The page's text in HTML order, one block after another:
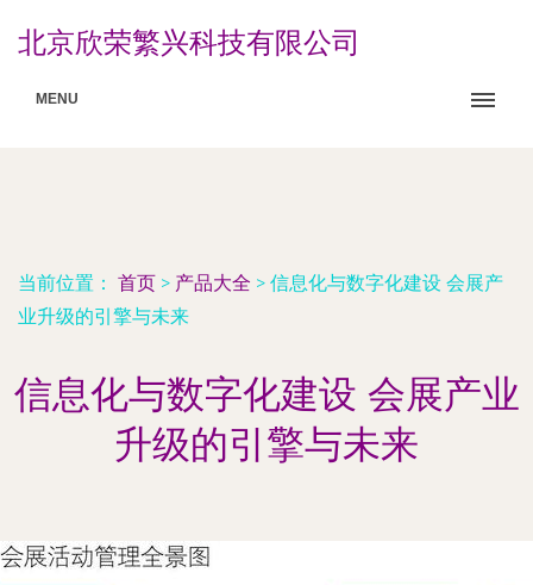
北京欣荣繁兴科技有限公司
MENU
当前位置： 首页 > 产品大全 > 信息化与数字化建设 会展产
业升级的引擎与未来
信息化与数字化建设 会展产业
升级的引擎与未来